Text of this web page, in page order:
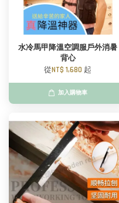
水冷馬甲降溫空調服戶外消暑
背心
從NT$ 1,680 起
加入購物車